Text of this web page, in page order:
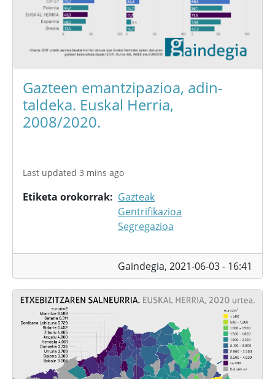
Gazteen emantzipazioa, adin-
taldeka. Euskal Herria,
2008/2020.
Last updated 3 mins ago
Etiketa orokorrak
Gazteak
Gentrifikazioa
Segregazioa
Gaindegia, 2021-06-03 - 16:41